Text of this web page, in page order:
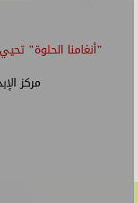
"أنغامنا الحلوة"
مركز